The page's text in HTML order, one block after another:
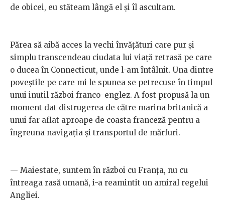
de obicei, eu stăteam lângă el și îl ascultam.
Părea să aibă acces la vechi învățături care pur și
simplu transcendeau ciudata lui viață retrasă pe care
o ducea în Connecticut, unde l-am întâlnit. Una dintre
poveștile pe care mi le spunea se petrecuse în timpul
unui inutil război franco-englez. A fost propusă la un
moment dat distrugerea de către marina britanică a
unui far aflat aproape de coasta franceză pentru a
îngreuna navigația și transportul de mărfuri.
— Maiestate, suntem în război cu Franța, nu cu
întreaga rasă umană, i-a reamintit un amiral regelui
Angliei.